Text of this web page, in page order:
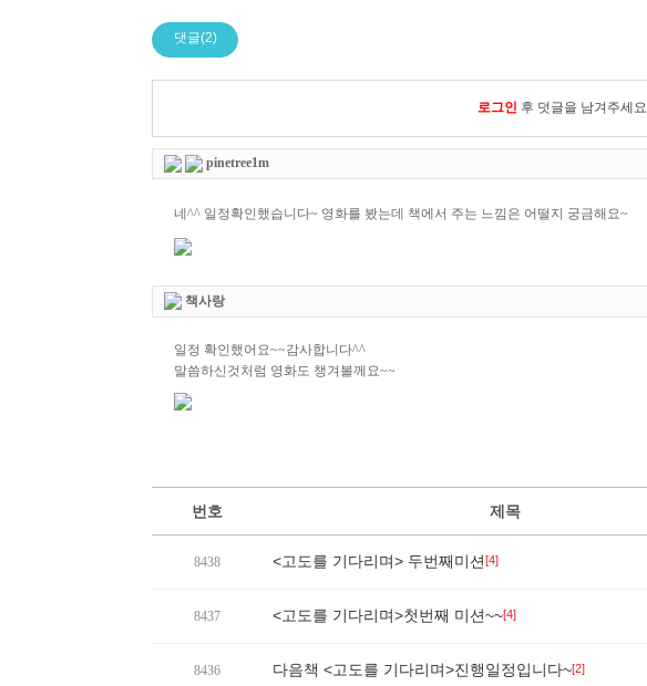
댓글(2)
로그인 후 덧글을 남겨주세요
pinetree1m
네^^ 일정확인했습니다~ 영화를 봤는데 책에서 주는 느낌은 어떨지 궁금해요~
책사랑
일정 확인했어요~~감사합니다^^
말씀하신것처럼 영화도 챙겨볼께요~~
번호 제목
8438 <고도를 기다리며> 두번째미션[4]
8437 <고도를 기다리며>첫번째 미션~~[4]
8436 다음책 <고도를 기다리며>진행일정입니다~[2]